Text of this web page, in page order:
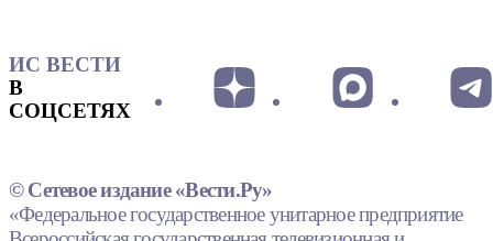
ИС ВЕСТИ
В
СОЦСЕТЯХ
© Сетевое издание «Вести.Ру»
«Федеральное государственное унитарное предприятие